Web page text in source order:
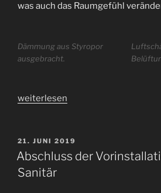
was auch das Raumgefühl
Dämmung aus Styropor
ausgebracht.
„Fußbodenheizung
weiterlesen
VERÖFFENTLICHT
AM
21. JUNI 2019
Abschluss der
Sanitär